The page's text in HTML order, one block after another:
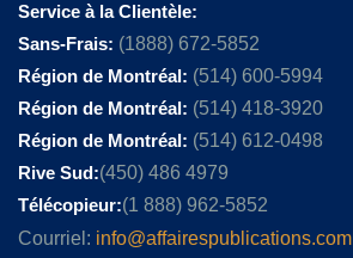
Service à la Clientèle:
Sans-Frais: (1888) 672-5852
Région de Montréal: (514) 600-5994
Région de Montréal: (514) 418-3920
Région de Montréal: (514) 612-0498
Rive Sud:(450) 486 4979
Télécopieur:(1 888) 962-5852
Courriel: info@affairespublications.com